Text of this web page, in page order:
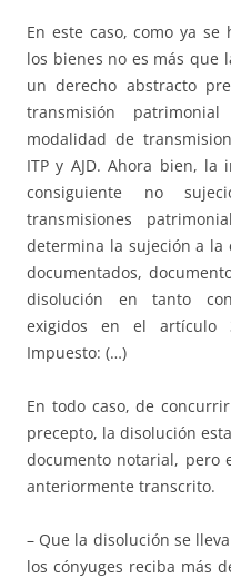
En este caso, como ya
los bienes no es más que
un derecho abstracto
transmisión
modalidad de
ITP y AJD. Ahora bien,
consiguiente no
transmisiones
determina la sujeción a la
documentados,
disolución en tanto
exigidos en el artículo
Impuesto: (…)
En todo caso, de
precepto, la disolución
documento notarial, pero
anteriormente transcrito.
– Que la disolución se
los cónyuges reciba más